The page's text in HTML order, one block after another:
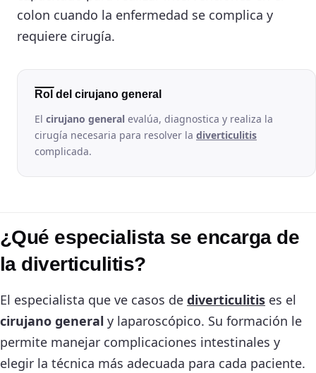
colon cuando la enfermedad se complica y
requiere cirugía.
Rol del cirujano general
El cirujano general evalúa, diagnostica y realiza la
cirugía necesaria para resolver la diverticulitis
complicada.
¿Qué especialista se encarga de
la diverticulitis?
El especialista que ve casos de diverticulitis es el
cirujano general y laparoscópico. Su formación le
permite manejar complicaciones intestinales y
elegir la técnica más adecuada para cada paciente.